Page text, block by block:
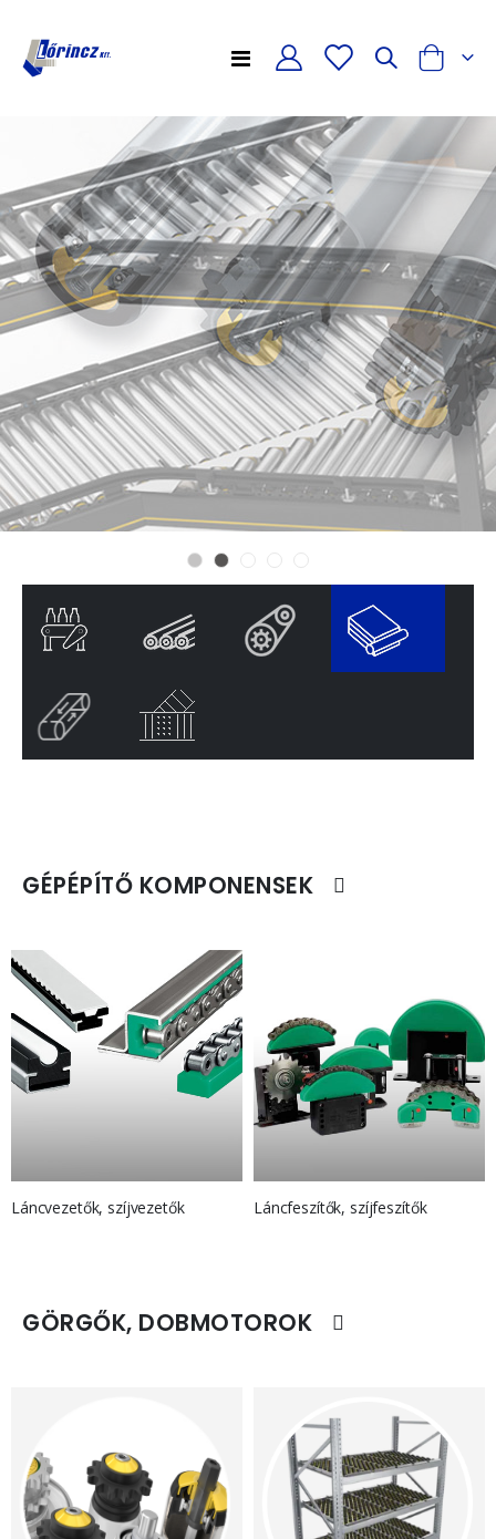
Toggle
Cart
GÉPÉPÍTŐ KOMPONENSEK
Láncvezetők, szíjvezetők Láncfeszítők, szíjfeszítők
GÖRGŐK, DOBMOTOROK